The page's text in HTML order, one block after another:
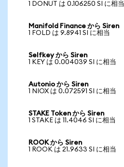
1 DONUT は 0.106250 SI に相当
Manifold Finance から Siren
1 FOLD は 9.8941 SI に相当
Selfkey から Siren
1 KEY は 0.004039 SI に相当
Autonio から Siren
1 NIOX は 0.072591 SI に相当
STAKE Token から Siren
1 STAKE は 11.4046 SI に相当
ROOK から Siren
1 ROOK は 21.9633 SI に相当